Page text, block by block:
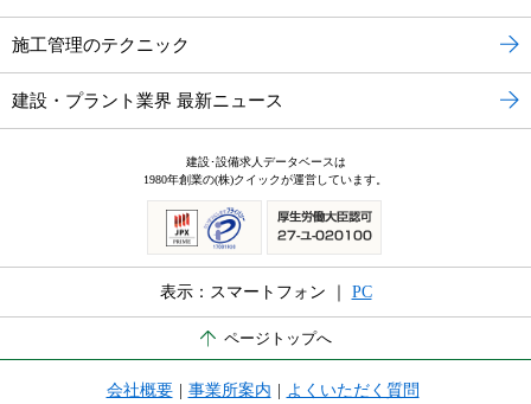
施工管理のテクニック
建設・プラント業界 最新ニュース
建設･設備求人データベースは
1980年創業の(株)クイックが運営しています。
表示：スマートフォン ｜ PC
ページトップへ
会社概要 事業所案内 よくいただく質問